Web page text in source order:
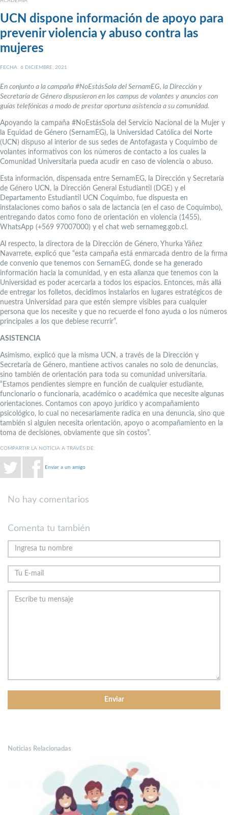
UCN dispone información de apoyo para
prevenir violencia y abuso contra las
mujeres
FECHA: 6 DICIEMBRE, 2021
En conjunto a la campaña #NoEstásSola del SernamEG, la Dirección y
Secretaría de Género dispusieron en los campus de volantes y anuncios con
guías telefónicas a modo de prestar oportuna asistencia a su comunidad.
Apoyando la campaña #NoEstásSola del Servicio Nacional de la Mujer y
la Equidad de Género (SernamEG), la Universidad Católica del Norte
(UCN) dispuso al interior de sus sedes de Antofagasta y Coquimbo de
volantes informativos con los números de contacto a los cuales la
Comunidad Universitaria pueda acudir en caso de violencia o abuso.
Esta información, dispensada entre SernamEG, la Dirección y Secretaría
de Género UCN, la Dirección General Estudiantil (DGE) y el
Departamento Estudiantil UCN Coquimbo, fue dispuesta en
instalaciones como baños o sala de lactancia (en el caso de Coquimbo),
entregando datos como fono de orientación en violencia (1455),
WhatsApp (+569 97007000) y el chat web sernameg.gob.cl.
Al respecto, la directora de la Dirección de Género, Yhurka Yáñez
Navarrete, explicó que “esta campaña está enmarcada dentro de la firma
de convenio que tenemos con SernamEG, donde se ha generado
información hacia la comunidad, y en esta alianza que tenemos con la
Universidad es poder acercarla a todos los espacios. Entonces, más allá
de entregar los folletos, decidimos instalarlos en lugares estratégicos de
nuestra Universidad para que estén siempre visibles para cualquier
persona que los necesite y que no recuerde el fono ayuda o los números
principales a los que debiese recurrir”.
ASISTENCIA
Asimismo, explicó que la misma UCN, a través de la Dirección y
Secretaría de Género, mantiene activos canales no solo de denuncias,
sino también de orientación para toda su comunidad universitaria.
“Estamos pendientes siempre en función de cualquier estudiante,
funcionario o funcionaria, académico o académica que necesite algunas
orientaciones. Contamos con apoyo jurídico y acompañamiento
psicológico, lo cual no necesariamente radica en una denuncia, sino que
también si alguien necesita orientación, apoyo o acompañamiento en la
toma de decisiones, obviamente que sin costos”.
COMPARTIR LA NOTICIA A TRAVÉS DE:
Enviar a un amigo
No hay comentarios
Comenta tu también
Noticias Relacionadas